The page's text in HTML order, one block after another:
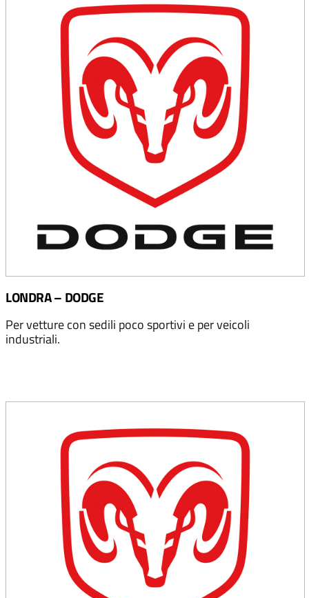
LONDRA – DODGE
Per vetture con sedili poco sportivi e per veicoli
industriali.